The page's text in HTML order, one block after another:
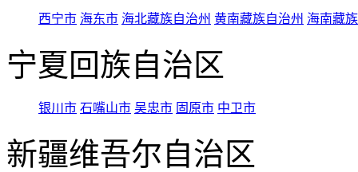
西宁市 海东市 海北藏族自治州 黄南藏族自治州 海南藏
宁夏回族自治区
银川市 石嘴山市 吴忠市 固原市 中卫市
新疆维吾尔自治区